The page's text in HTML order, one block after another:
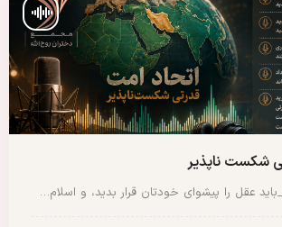
شکست ناپذیر
عقل را پیشوای خودتان قرار بدید، و اسلام…